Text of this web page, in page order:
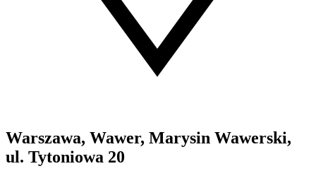
Warszawa, Wawer, Marysin Wawerski,
ul. Tytoniowa 20